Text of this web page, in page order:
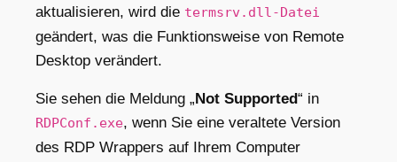
aktualisieren, wird die termsrv.dll-Datei
geändert, was die Funktionsweise von Remote
Desktop verändert.
Sie sehen die Meldung „Not Supported“ in
RDPConf.exe, wenn Sie eine veraltete Version
des RDP Wrappers auf Ihrem Computer